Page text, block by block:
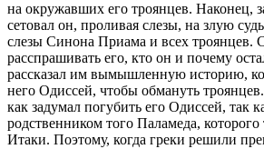
на окружавших его троянцев. Наконец,
сетовал он, проливая слезы, на злую
слезы Синона Приама и всех троянцев.
расспрашивать его, кто он и почему
рассказал им вымышленную историю,
него Одиссей, чтобы обмануть
как задумал погубить его Одиссей, так
родственником того Паламеда, которого
Итаки. Поэтому, когда греки решили